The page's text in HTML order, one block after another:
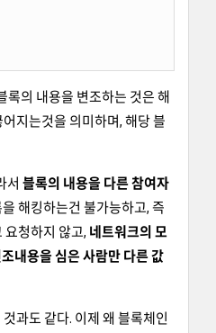
록의 내용을 변조하는 것은 해
지는것을 의미하며, 해당 블
서 블록의 내용을 다른 참여자
해킹하는건 불가능하고, 즉
요청하지 않고, 네트워크의 모
내용을 심은 사람만 다른 값
과도 같다. 이제 왜 블록체인